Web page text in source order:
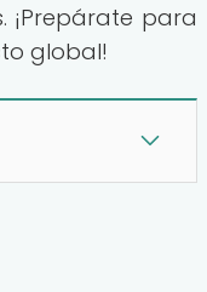
¡Prepárate para
global!